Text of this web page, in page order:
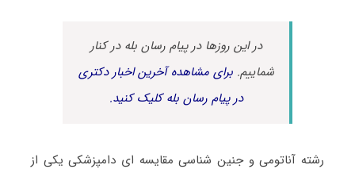
در این روزها در پیام رسان بله در کنار
شماییم.برای مشاهده آخرین اخبار دکتری
در پیام رسان بله کلیک کنید.
رشته آﻧﺎﺗﻮمی و ﺟﻨﻴﻦ ﺷﻨﺎسی ﻣﻘﺎﻳﺴﻪ ای دامپزشکی یکی از